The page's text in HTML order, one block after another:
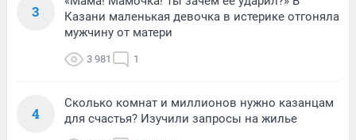
3
Казани маленькая девочка в истерике отгоняла
мужчину от матери
3 981 1
4
Сколько комнат и миллионов нужно казанцам
для счастья? Изучили запросы на жилье